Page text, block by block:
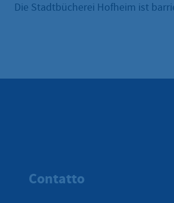
Die Stadtbücherei Hofheim ist
Contatto